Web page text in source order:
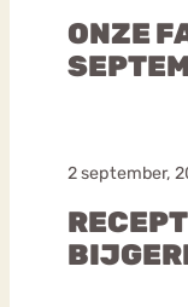
ONZE
2 september,